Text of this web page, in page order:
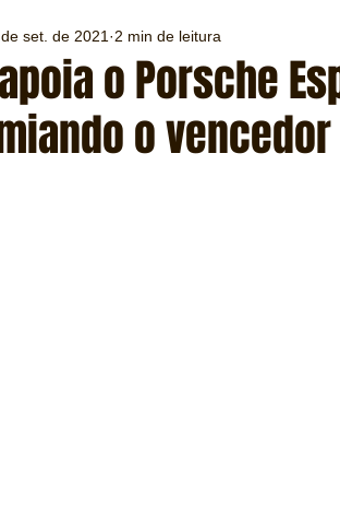
Transporte Trens e Metrô
Testes e Comparativos Máquinas e
o Porsche
o
set. de 2021 2 min de leitura
5 estrelas.